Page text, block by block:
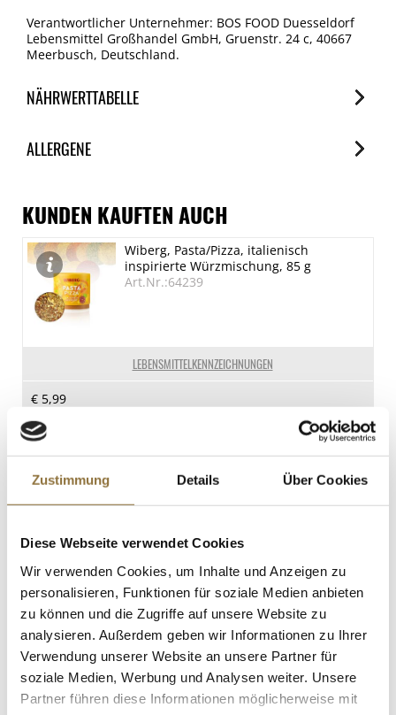
Zustimmung Details Über Cookies
Diese Webseite verwendet Cookies
Wir verwenden Cookies, um Inhalte und Anzeigen zu
personalisieren, Funktionen für soziale Medien anbieten
zu können und die Zugriffe auf unsere Website zu
analysieren. Außerdem geben wir Informationen zu Ihrer
Verwendung unserer Website an unsere Partner für
soziale Medien, Werbung und Analysen weiter. Unsere
Partner führen diese Informationen möglicherweise mit
Verantwortlicher Unternehmer: BOS FOOD Duesseldorf
Lebensmittel Großhandel GmbH, Gruenstr. 24 c, 40667
Meerbusch, Deutschland.
NÄHRWERTTABELLE
je 100g
Fett
< 0.5 g
davon gesättigte Fettsäuren
< 0.1 g
Kohlenhydrate
34 g
Eiweiß
0.6 g
Salz
0.03 g
ALLERGENE
Spuren / Enthalten
SO2/Sulfite
Spuren
KUNDEN KAUFTEN AUCH
LEBENSMITTELKENNZEICHNUNGEN
Wiberg, Pasta/Pizza, italienisch
inspirierte Würzmischung, 85 g
Art.Nr.:64239
€ 5,99
St.
LEBENSMITTELKENNZEICHNUNGEN
Sauerkirsche - Fruchtaufstrich, 225 g
€ 5,89
St.